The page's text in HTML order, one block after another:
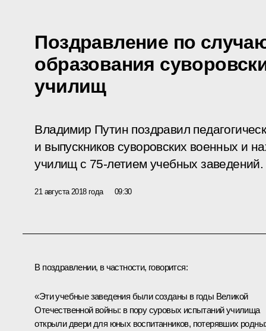
Поздравление по
образования
училищ
Владимир Путин поздравил
и выпускников суворовских военных и
училищ с 75-летием учебных заведений.
21 августа 2018 года 09:30
В поздравлении, в частности, говорится:
«Эти учебные заведения были созданы в годы Великой
Отечественной войны: в пору суровых испытаний училища
открыли двери для юных воспитанников, потерявших